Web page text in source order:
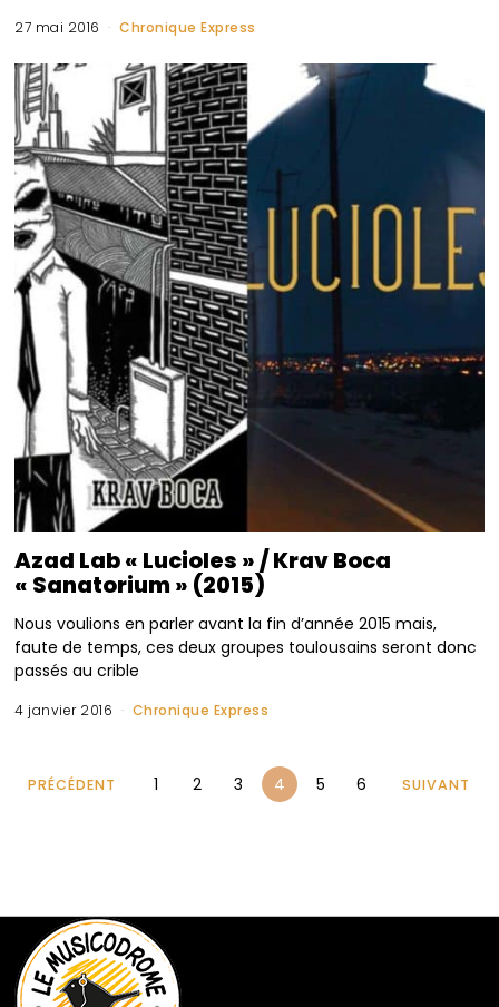
27 mai 2016 Chronique Express
Azad Lab « Lucioles » / Krav Boca
« Sanatorium » (2015)
Nous voulions en parler avant la fin d’année 2015 mais,
faute de temps, ces deux groupes toulousains seront donc
passés au crible
4 janvier 2016 Chronique Express
PRÉCÉDENT 1 2 3 4 5 6 SUIVANT